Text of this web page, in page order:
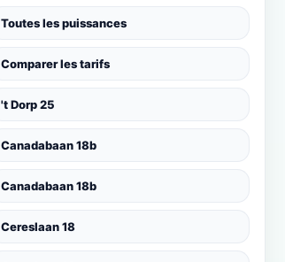
Toutes les puissances
Comparer les tarifs
't Dorp 25
Canadabaan 18b
Canadabaan 18b
Cereslaan 18